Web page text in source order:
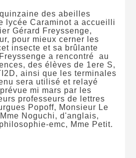
des abeilles
lycée Caraminot a accueilli
Gérard Freyssenge,
pour mieux cerner les
insecte et sa brûlante
a rencontré au
des élèves de 1ere S,
ainsi que les terminales
sera utilisé et relayé
mi mars par les
professeurs de lettres
Popoff, Monsieur Le
Noguchi, d'anglais,
emc, Mme Petit.